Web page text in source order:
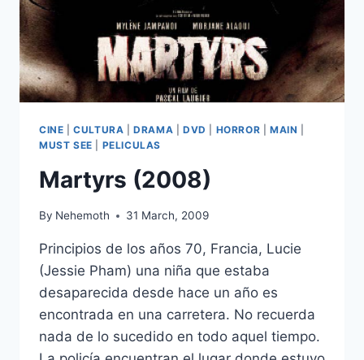
CINE |CULTURA |DRAMA DVD HORROR MAIN
MUST SEE
PELICULAS
Martyrs (2008)
By Nehemoth 31 March, 2009
Principios de los años 70, Francia, Lucie
(Jessie Pham) una niña que estaba
desaparecida desde hace un año es
encontrada en una carretera. No recuerda
nada de lo sucedido en todo aquel tiempo.